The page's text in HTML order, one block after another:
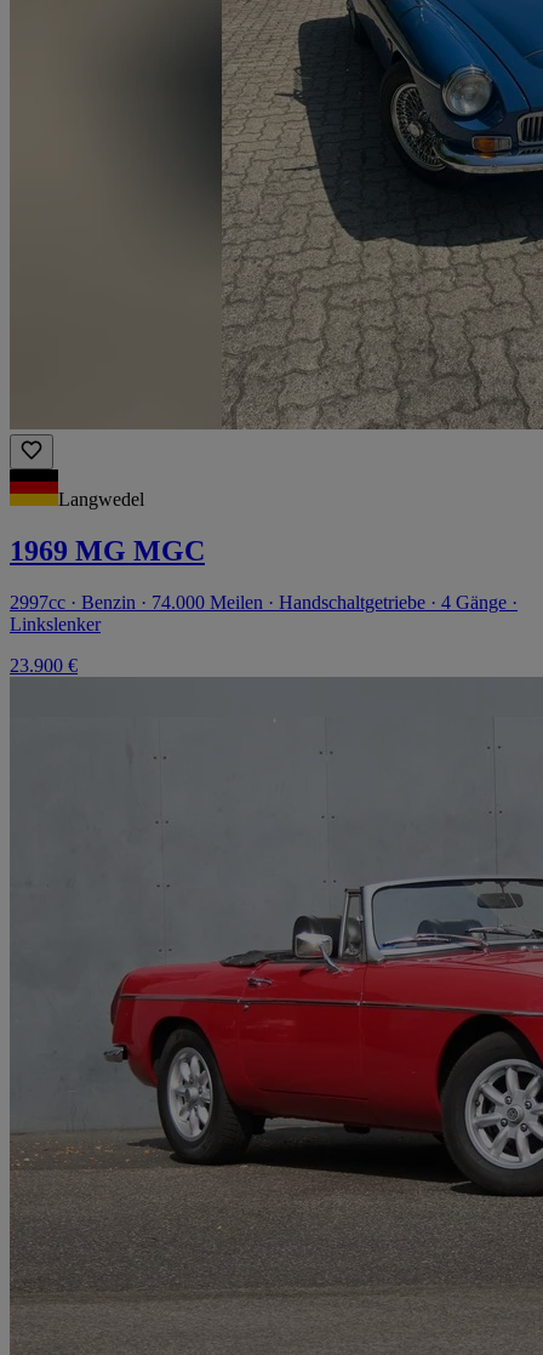
Langwedel
1969 MG MGC
2997cc · Benzin · 74.000 Meilen · Handschaltgetriebe · 4 Gänge ·
Linkslenker
23.900 €